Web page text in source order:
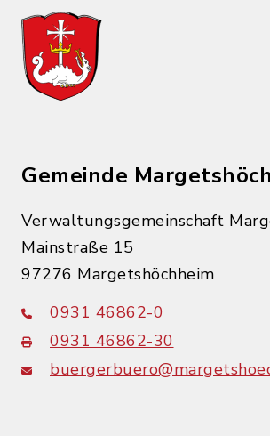
Gemeinde
Verwaltungsgemeinschaft
Mainstraße 15
97276 Margetshöchheim
0931 46862-0
0931 46862-30